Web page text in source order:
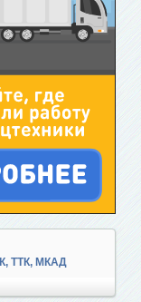
ТТК, МКАД